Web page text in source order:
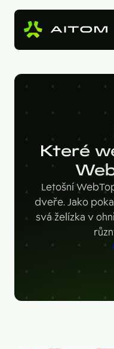
Tvorba
AI
Které
Letošní
dveře. Jako
svá želízka v